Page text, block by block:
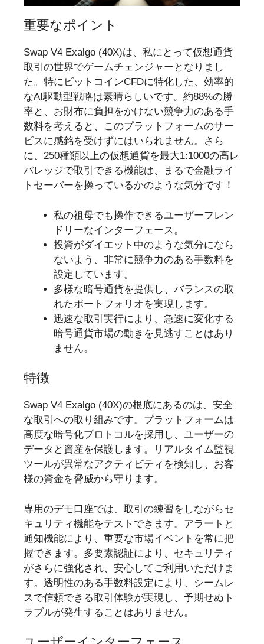
重要なポイント
Swap V4 Exalgo (40X)は、私にとって仮想通貨
取引の世界でゲームチェンジャーとなりまし
た。特にビットコインCFDに特化した、効率的
なAI駆動型戦略は素晴らしいです。約88%の勝
率と、お財布に負担をかけない競争力のある手
数料を考えると、このプラットフォームのサー
ビスに感銘を受けずにはいられません。さら
に、250種類以上の仮想通貨を最大1:1000の高レ
バレッジで取引できる機能は、まるで金融ライ
トセーバーを操っているかのような気分です！
私の祖母でも操作できるユーザーフレン
ドリーなインターフェース。
投資がダイエット中のような気分になら
ないよう、非常に競争力のある手数料を
設定しています。
多様な暗号通貨を提供し、バランスの取
れたポートフォリオを実現します。
迅速な取引実行により、急速に変化する
暗号通貨市場の動きを見逃すことはあり
ません。
特徴
Swap V4 Exalgo (40X)の根底にあるのは、安全
な取引への取り組みです。プラットフォームは
高度な暗号化プロトコルを採用し、ユーザーの
データと資産を保護します。リアルタイム監視
ツールが異常なアクティビティを検知し、お客
様の資金を脅威から守ります。
専用のデモ口座では、取引の練習をしながらセ
キュリティ機能をテストできます。アラートと
通知機能により、重要な市場イベントを常に把
握できます。多要素認証により、セキュリティ
がさらに強化され、安心してご利用いただけま
す。透明性のある手数料設定により、シームレ
スで信頼できる取引体験が実現し、予期せぬト
ラブルが発生することはありません。